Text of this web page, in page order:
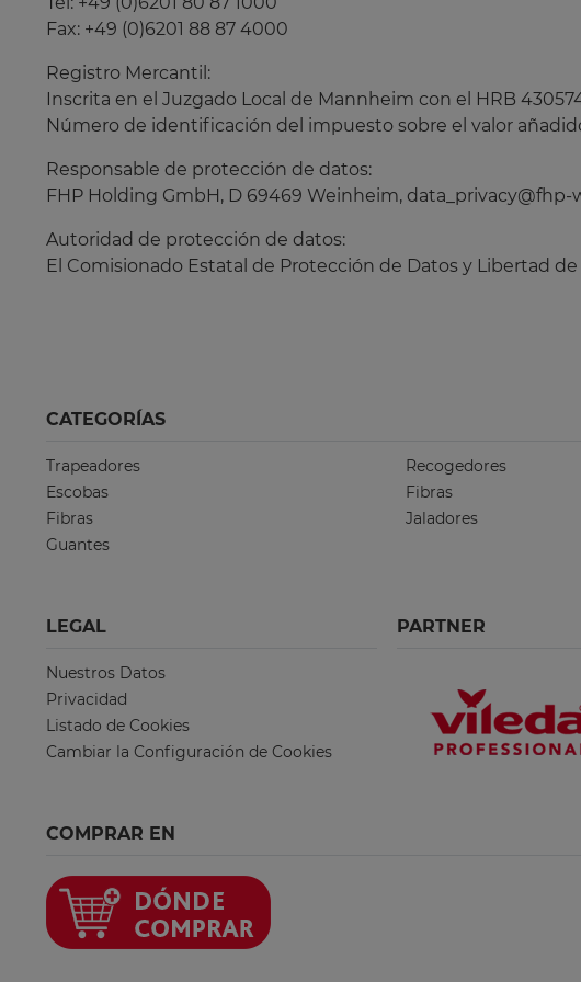
Fax: +49 (0)6201 88 87 4000
Registro Mercantil:
Inscrita en el Juzgado Local de Mannheim con el HRB
Número de identificación del impuesto sobre el valor
Responsable de protección de datos:
FHP Holding GmbH, D 69469 Weinheim, data_privacy@fhp-
Autoridad de protección de datos:
El Comisionado Estatal de Protección de Datos y Libertad
CATEGORÍAS
Trapeadores
Escobas
Fibras
Guantes
Recogedores
Fibras
Jaladores
LEGAL
Nuestros Datos
Privacidad
Listado de Cookies
Cambiar la Configuración de Cookies
PARTNER
COMPRAR EN